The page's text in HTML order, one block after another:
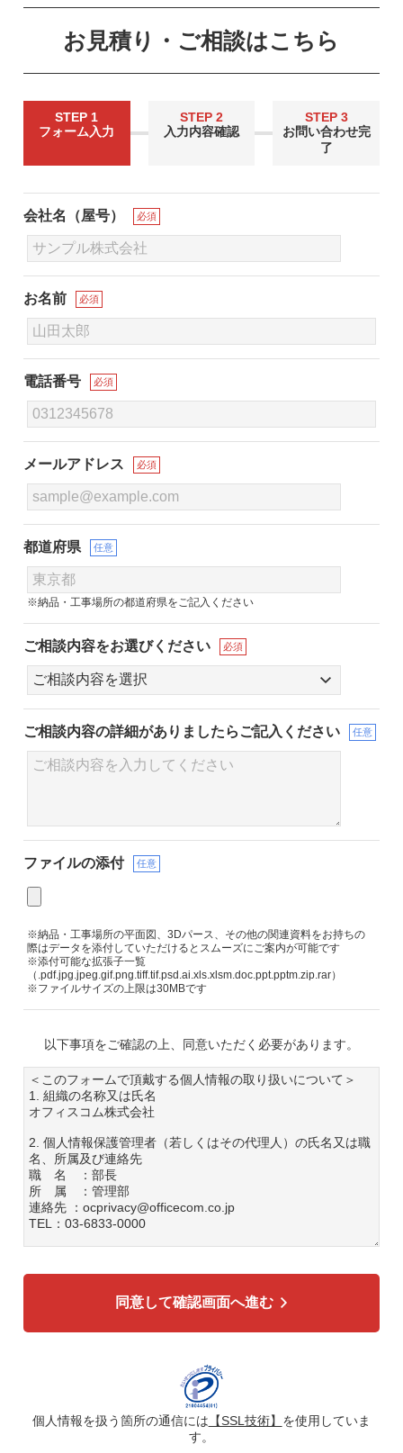
お見積り・ご相談はこちら
STEP 1
フォーム入力
STEP 2
入力内容確認
STEP 3
お問い合わせ完
了
会社名（屋号） 必須
お名前 必須
電話番号 必須
メールアドレス 必須
都道府県 任意
※納品・工事場所の都道府県をご記入ください
ご相談内容をお選びください 必須
ご相談内容の詳細がありましたらご記入ください 任意
ファイルの添付 任意
※納品・工事場所の平面図、3Dパース、その他の関連資料をお持ちの
際はデータを添付していただけるとスムーズにご案内が可能です
※添付可能な拡張子一覧
（.pdf.jpg.jpeg.gif.png.tiff.tif.psd.ai.xls.xlsm.doc.ppt.pptm.zip.rar）
※ファイルサイズの上限は30MBです
以下事項をご確認の上、同意いただく必要があります。
＜このフォームで頂戴する個人情報の取り扱いについて＞
1. 組織の名称又は氏名
オフィスコム株式会社
2. 個人情報保護管理者（若しくはその代理人）の氏名又は職
名、所属及び連絡先
職 名 ：部長
所 属 ：管理部
連絡先 ：ocprivacy@officecom.co.jp
TEL：03-6833-0000
広告配信の効率化、マーケティング活動などのために、氏
を、ハッシュ化などの適切なセキュリティ対策を施した上
で、広告配信サービス提供事業者に提供する場合がありま
す。提供した個人情報は、広告配信サービス提供事業者のプ
ライバシーポリシーに基づき取り扱われます。
5. 個人情報の取り扱い業務の委託
同意して確認画面へ進む
個人情報を扱う箇所の通信には 【SSL技術】 を使用していま
す。